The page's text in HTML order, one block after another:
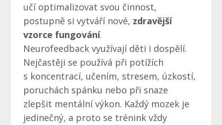
učí optimalizovat svou činnost,
postupně si vytváří nové, zdravější
vzorce fungování.
Neurofeedback využívají děti i dospělí.
Nejčastěji se používá při potížích
s koncentrací, učením, stresem, úzkostí,
poruchách spánku nebo při snaze
zlepšit mentální výkon. Každý mozek je
jedinečný, a proto se trénink vždy